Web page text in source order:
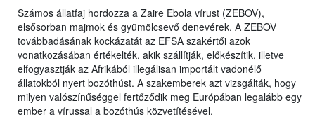
Számos állatfaj hordozza a Zaire Ebola vírust (ZEBOV),
elsősorban majmok és gyümölcsevő denevérek. A ZEBOV
továbbadásának kockázatát az EFSA szakértői azok
vonatkozásában értékelték, akik szállítják, előkészítik, illetve
elfogyasztják az Afrikából illegálisan importált vadonélő
állatokból nyert bozóthúst. A szakemberek azt vizsgálták, hogy
milyen valószínűséggel fertőződik meg Európában legalább egy
ember a vírussal a bozóthús közvetítésével.